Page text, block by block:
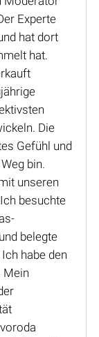
Experte
hat dort
hat.
Die
Gefühl und
bin.
unseren
besuchte
belegte
habe den
Mein